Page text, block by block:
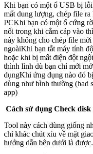
Khi bạn có một ổ USB bị
mất dung lượng, chép file
PCKhi bạn có một ổ cứng
nối trong khi cắm cáp vào
này không cho chép file
ngoàiKhi bạn tắt máy tính
hoặc khi bị mất điện đột
thình lình dù bạn chỉ mới
dụngKhi ứng dụng nào đó
dùng như bình thường (bad
app)
Cách sử dụng Check disk
Tool này cách dùng giống
chỉ khác chút xíu về mặt
hướng dẫn bên dưới là được.